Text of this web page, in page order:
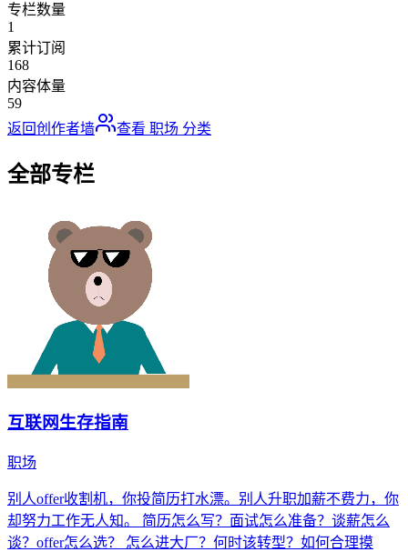
专栏数量
1
累计订阅
168
内容体量
59
返回创作者墙
查看 职场 分类
全部专栏
互联网生存指南
职场
别人offer收割机，你投简历打水漂。别人升职加薪不费力，你
却努力工作无人知。 简历怎么写？面试怎么准备？谈薪怎么
谈？offer怎么选？ 怎么进大厂？何时该转型？如何合理摸